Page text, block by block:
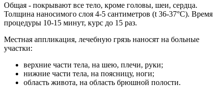
Общая - покрывают все тело, кроме головы, шеи, сердца.
Толщина наносимого слоя 4-5 сантиметров (t 36-37°С). Время
процедуры 10-15 минут, курс до 15 раз.
Местная аппликация, лечебную грязь наносят на больные
участки:
верхние части тела, на шею, плечи, руки;
нижние части тела, на поясницу, ноги;
область живота, на область брюшной полости.